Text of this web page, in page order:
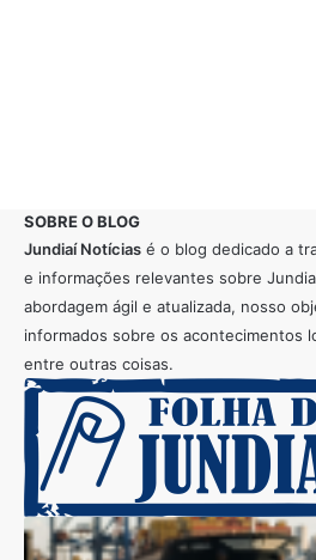
SOBRE O BLOG
Jundiaí Notícias é o blog dedicado a
e informações relevantes sobre
abordagem ágil e atualizada, nosso
informados sobre os acontecimentos
entre outras coisas.